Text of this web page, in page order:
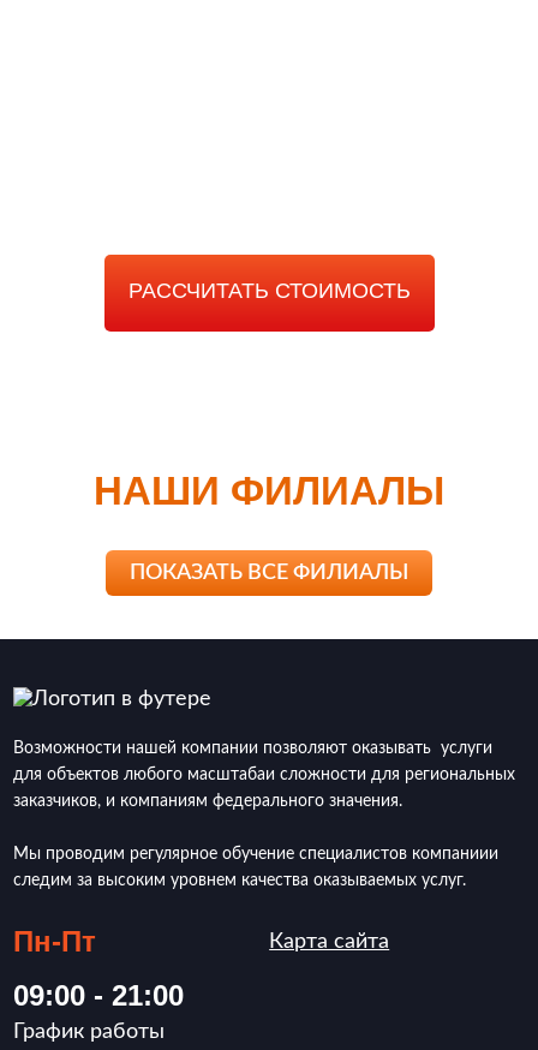
РАССЧИТАТЬ СТОИМОСТЬ
НАШИ ФИЛИАЛЫ
ПОКАЗАТЬ ВСЕ ФИЛИАЛЫ
Возможности нашей компании позволяют оказывать услуги
для объектов любого масштабаи сложности для региональных
заказчиков, и компаниям федерального значения.
Мы проводим регулярное обучение специалистов компаниии
следим за высоким уровнем качества оказываемых услуг.
Пн-Пт
09:00 - 21:00
График работы
Карта сайта